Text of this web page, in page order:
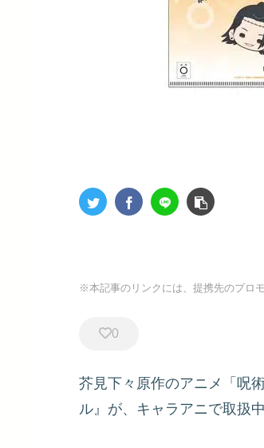
※本記事のリンクには、提携先のプロ
0
芥見下々原作のアニメ「呪
ル』が、キャラアニで取扱中